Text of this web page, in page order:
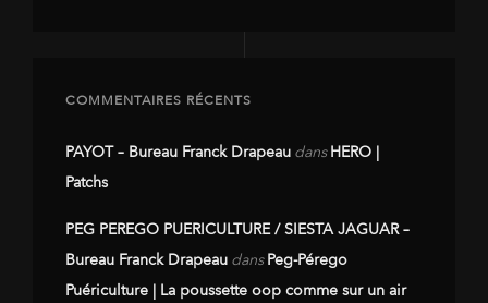
COMMENTAIRES RÉCENTS
PAYOT – Bureau Franck Drapeau dansHERO |
Patchs
PEG PEREGO PUERICULTURE / SIESTA JAGUAR –
Bureau Franck Drapeau dansPeg-Pérego
Puériculture | La poussette oop comme sur un air